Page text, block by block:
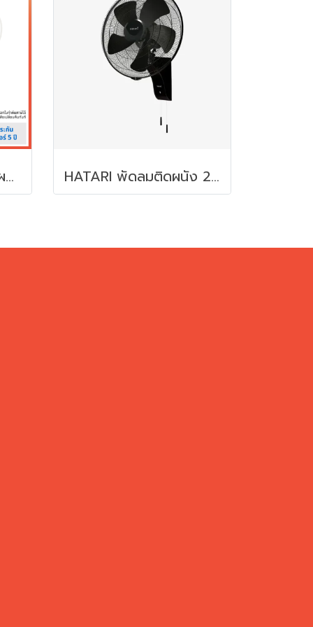
MITSUBISHI พัดลมติดผนัง 18" รุ่น W18-GA CY HATARI พัดลมติดผนัง 22" รุ่น IW22M1